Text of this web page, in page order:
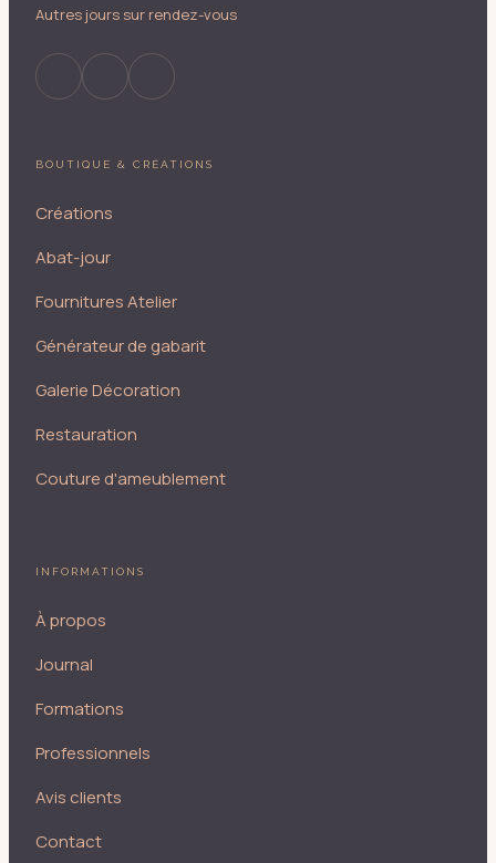
Autres jours sur rendez-vous
BOUTIQUE & CRÉATIONS
Créations
Abat-jour
Fournitures Atelier
Générateur de gabarit
Galerie Décoration
Restauration
Couture d'ameublement
INFORMATIONS
À propos
Journal
Formations
Professionnels
Avis clients
Contact